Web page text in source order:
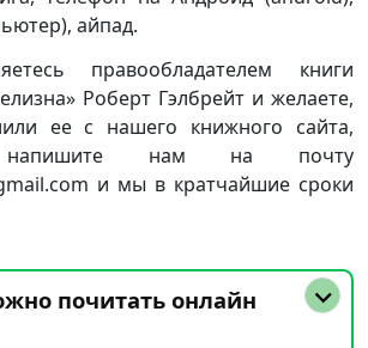
айпад.
правообладателем книги
Роберт Гэлбрейт и желаете,
ее с нашего книжного сайта,
напишите нам на почту
и мы в кратчайшие сроки
почитать онлайн